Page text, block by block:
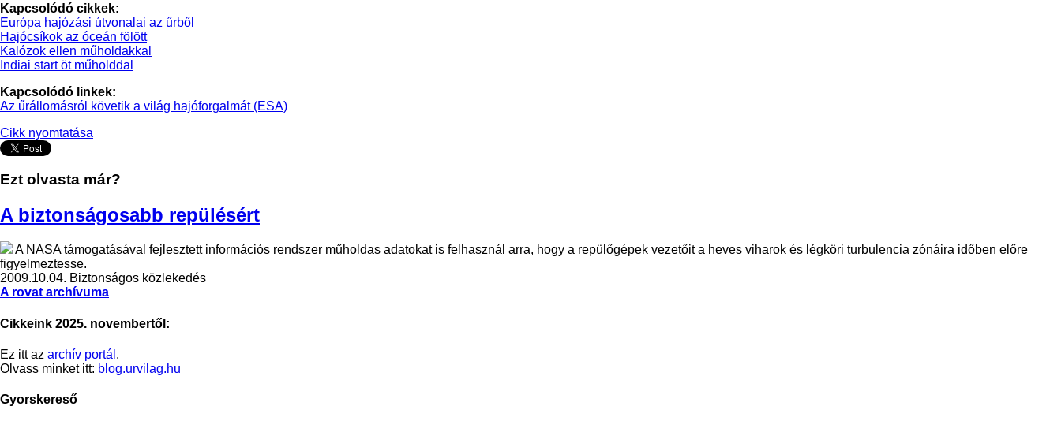
Kapcsolódó cikkek:
Európa hajózási útvonalai az űrből
Hajócsíkok az óceán fölött
Kalózok ellen műholdakkal
Indiai start öt műholddal
Kapcsolódó linkek:
Az űrállomásról követik a világ hajóforgalmát (ESA)
Cikk nyomtatása
Ezt olvasta már?
A biztonságosabb repülésért
A NASA támogatásával fejlesztett információs rendszer műholdas adatokat is felhasznál arra, hogy a repülőgépek vezetőit a heves viharok és légköri turbulencia zónáira időben előre
figyelmeztesse.
2009.10.04. Biztonságos közlekedés
A rovat archívuma
Cikkeink 2025. novembertől:
Ez itt az archív portál .
Olvass minket itt: blog.urvilag.hu
Gyorskereső